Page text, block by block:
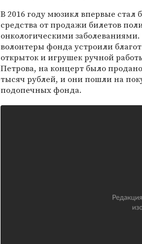
В 2016 году мюзикл впервые
средства от продажи билетов
онкологическими
волонтеры фонда устроили
открыток и игрушек ручной
Петрова, на концерт было
тысяч рублей, и они пошли на
подопечных фонда.